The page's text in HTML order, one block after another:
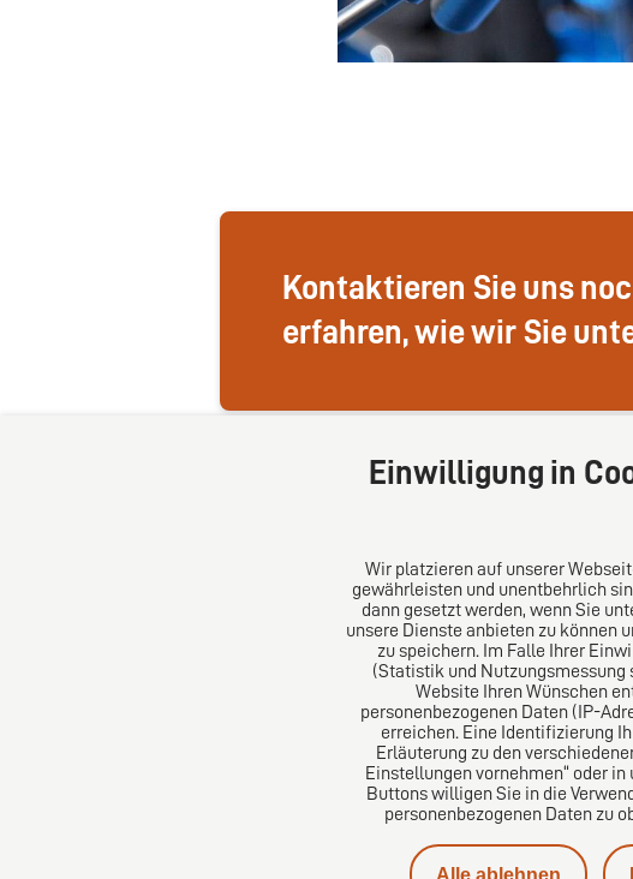
Kontaktieren Sie uns
erfahren, wie wir Sie
Über uns
Das Kanzlei-
Aus Europa für die
erfolgreichen
Einwilligung in
Wir platzieren auf unserer
gewährleisten und unentbehrlich
dann gesetzt werden, wenn Sie
unsere Dienste anbieten zu können
zu speichern. Im Falle Ihrer
(Statistik und Nutzungsmessung
Website Ihren Wünschen
personenbezogenen Daten (IP-
erreichen. Eine Identifizierung
Erläuterung zu den
Einstellungen vornehmen“ oder
Buttons willigen Sie in die
personenbezogenen Daten zu